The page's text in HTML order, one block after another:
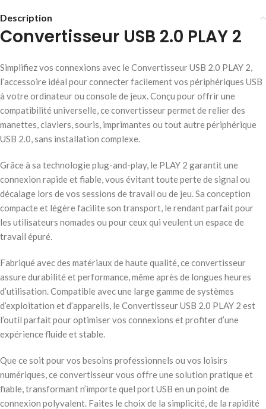
Description
Convertisseur USB 2.0 PLAY 2
Simplifiez vos connexions avec le Convertisseur USB 2.0 PLAY 2,
l’accessoire idéal pour connecter facilement vos périphériques USB
à votre ordinateur ou console de jeux. Conçu pour offrir une
compatibilité universelle, ce convertisseur permet de relier des
manettes, claviers, souris, imprimantes ou tout autre périphérique
USB 2.0, sans installation complexe.
Grâce à sa technologie plug-and-play, le PLAY 2 garantit une
connexion rapide et fiable, vous évitant toute perte de signal ou
décalage lors de vos sessions de travail ou de jeu. Sa conception
compacte et légère facilite son transport, le rendant parfait pour
les utilisateurs nomades ou pour ceux qui veulent un espace de
travail épuré.
Fabriqué avec des matériaux de haute qualité, ce convertisseur
assure durabilité et performance, même après de longues heures
d’utilisation. Compatible avec une large gamme de systèmes
d’exploitation et d’appareils, le Convertisseur USB 2.0 PLAY 2 est
l’outil parfait pour optimiser vos connexions et profiter d’une
expérience fluide et stable.
Que ce soit pour vos besoins professionnels ou vos loisirs
numériques, ce convertisseur vous offre une solution pratique et
fiable, transformant n’importe quel port USB en un point de
connexion polyvalent. Faites le choix de la simplicité, de la rapidité